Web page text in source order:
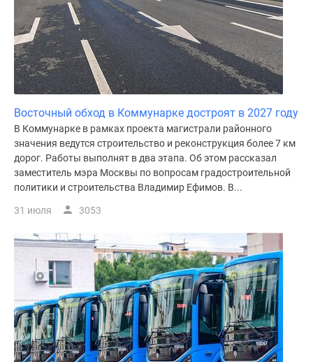
Восточный обход в Коммунарке достроят в 2027 году
В Коммунарке в рамках проекта магистрали районного
значения ведутся строительство и реконструкция более 7 км
дорог. Работы выполнят в два этапа. Об этом рассказал
заместитель мэра Москвы по вопросам градостроительной
политики и строительства Владимир Ефимов. В...
31 июля 3053